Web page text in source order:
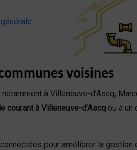
voisines
à Villeneuve-d’Ascq,
courant à Villeneuve-d’Ascq ou à
pour améliorer la gestion